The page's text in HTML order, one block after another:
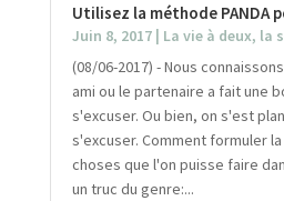
Utilisez la méthode PANDA
Juin 8, 2017| La vie à deux, la
(08/06-2017) - Nous
ami ou le partenaire a fait une
s'excuser. Ou bien, on s'est
s'excuser. Comment formuler
choses que l'on puisse faire
un truc du genre:...